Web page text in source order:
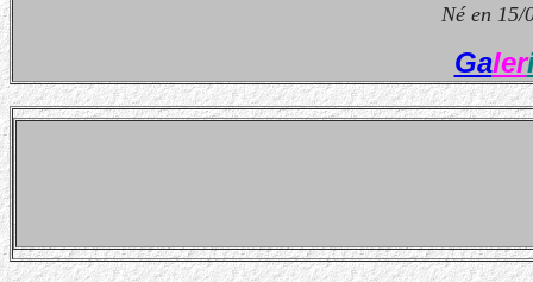
Né en 15/
Galer